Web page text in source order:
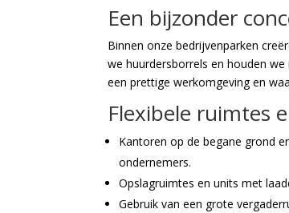
Een bijzonder
Binnen onze bedrijvenparken
we huurdersborrels en houden
een prettige werkomgeving en
Flexibele ruimtes
Kantoren op de begane grond
ondernemers.
Opslagruimtes en units met
Gebruik van een grote